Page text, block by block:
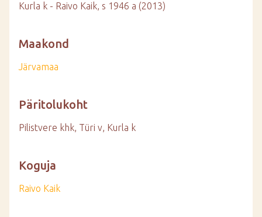
Kurla k - Raivo Kaik, s 1946 a (2013)
Maakond
Järvamaa
Päritolukoht
Pilistvere khk, Türi v, Kurla k
Koguja
Raivo Kaik